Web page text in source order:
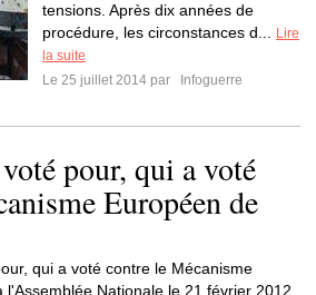
tensions. Après dix années de
procédure, les circonstances d...
Lire
la suite
Le 25 juillet 2014 par
Infoguerre
pour, qui a voté
Européen de
qui a voté contre le Mécanisme
l'Assemblée Nationale le 21 février 2012